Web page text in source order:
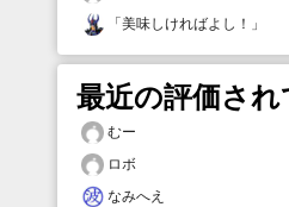
「美味しければよし！ 」
最近の評価され
むー
ロボ
なみへえ